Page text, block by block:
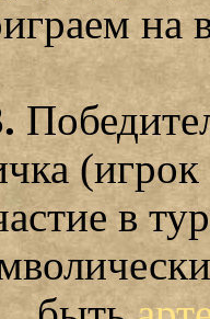
на
в